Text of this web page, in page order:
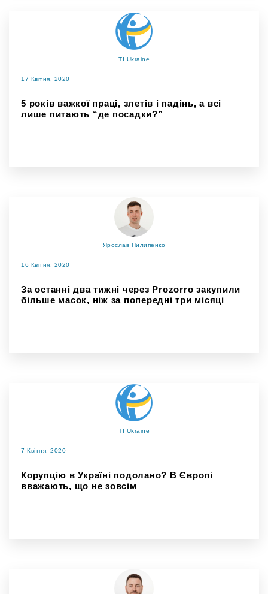
TI Ukraine
17 Квітня, 2020
5 років важкої праці, злетів і падінь, а всі
лише питають “де посадки?”
Ярослав Пилипенко
16 Квітня, 2020
За останні два тижні через Prozorro закупили
більше масок, ніж за попередні три місяці
TI Ukraine
7 Квітня, 2020
Корупцію в Україні подолано? В Європі
вважають, що не зовсім